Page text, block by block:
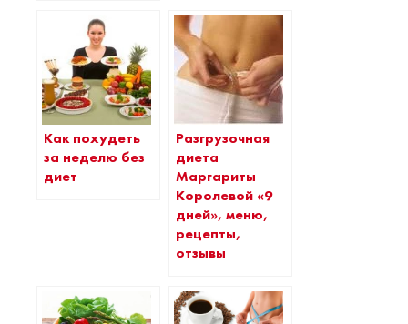
Как похудеть
за неделю без
диет
Разгрузочная
диета
Маргариты
Королевой «9
дней», меню,
рецепты,
отзывы